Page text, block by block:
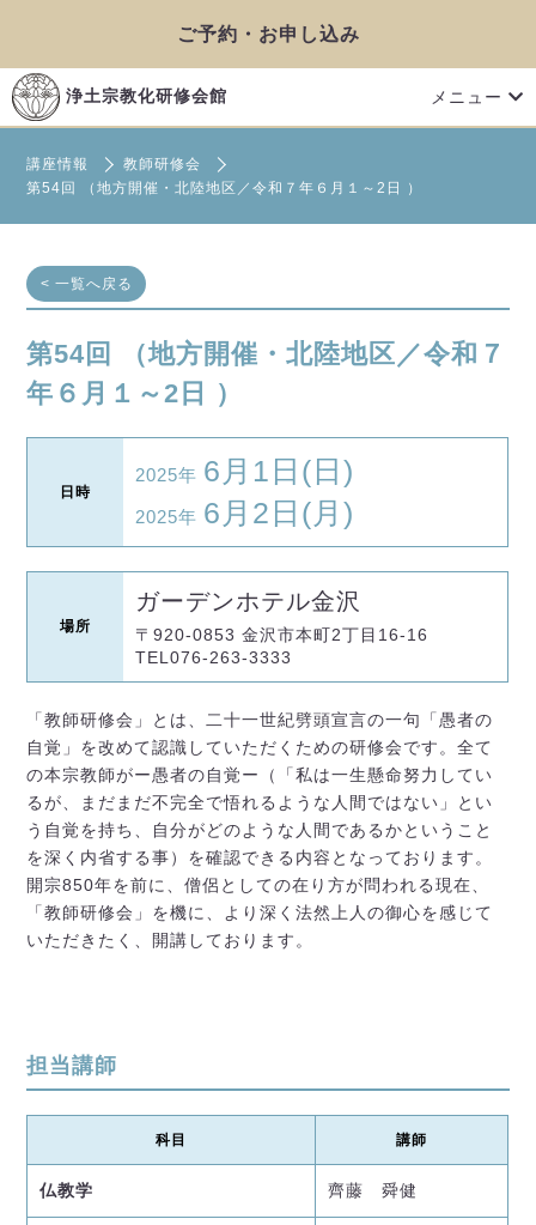
浄土宗教化研修会館 メニュー
ご予約・お申し込み
講座情報
教師研修会
第54回 （地方開催・北陸地区／令和７年６月１～2日 ）
< 一覧へ戻る
第54回 （地方開催・北陸地区／令和７
年６月１～2日 ）
日時
2025年 6月1日(日)
2025年 6月2日(月)
場所
ガーデンホテル金沢
〒920-0853 金沢市本町2丁目16-16
TEL076-263-3333
「教師研修会」とは、二十一世紀劈頭宣言の一句「愚者の
自覚」を改めて認識していただくための研修会です。全て
の本宗教師がー愚者の自覚ー（「私は一生懸命努力してい
るが、まだまだ不完全で悟れるような人間ではない」とい
う自覚を持ち、自分がどのような人間であるかということ
を深く内省する事）を確認できる内容となっております。
開宗850年を前に、僧侶としての在り方が問われる現在、
「教師研修会」を機に、より深く法然上人の御心を感じて
いただきたく、開講しております。
担当講師
科目 講師
仏教学 齊藤 舜健